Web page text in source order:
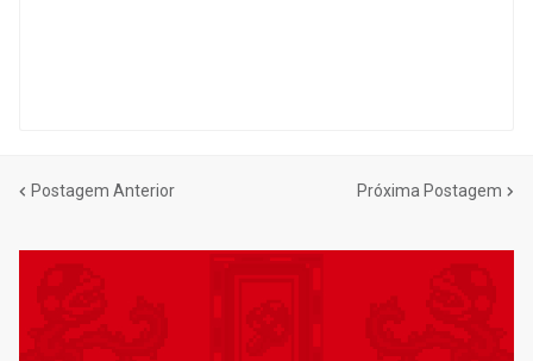
Postagem Anterior Próxima Postagem